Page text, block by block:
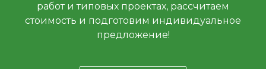
работ и типовых проектах, рассчитаем
стоимость и подготовим индивидуальное
предложение!